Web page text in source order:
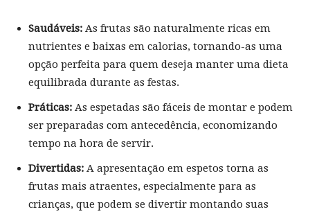
Saudáveis: As frutas são naturalmente ricas em
nutrientes e baixas em calorias, tornando-as uma
opção perfeita para quem deseja manter uma dieta
equilibrada durante as festas.
Práticas: As espetadas são fáceis de montar e podem
ser preparadas com antecedência, economizando
tempo na hora de servir.
Divertidas: A apresentação em espetos torna as
frutas mais atraentes, especialmente para as
crianças, que podem se divertir montando suas